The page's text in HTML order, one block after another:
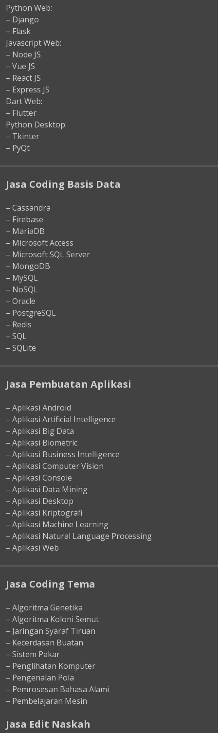
Python Web:
– Django
– Flask
Javascript Web:
– Node JS
– Vue JS
– React JS
– Express JS
Dart Web:
– Flutter
Python Desktop:
– Tkinter
– PyQt
Jasa Coding Basis Data
– Cassandra
– Firebase
– MariaDB
– Microsoft Access
– Microsoft SQL Server
– MongoDB
– MySQL
– NoSQL
– Oracle
– PostgreSQL
– Redis
– SQL
– SQLite
Jasa Pembuatan Aplikasi
– Aplikasi Android
– Aplikasi Artificial Intelligence
– Aplikasi Big Data
– Aplikasi Biometric
– Aplikasi Business Intelligence
– Aplikasi Computer Vision
– Aplikasi Console
– Aplikasi Data Mining
– Aplikasi Desktop
– Aplikasi Kriptografi
– Aplikasi Machine Learning
– Aplikasi Natural Language Processing
– Aplikasi Web
Jasa Coding Tema
– Algoritma Genetika
– Algoritma Koloni Semut
– Jaringan Syaraf Tiruan
– Kecerdasan Buatan
– Sistem Pakar
– Penglihatan Komputer
– Pengenalan Pola
– Pemrosesan Bahasa Alami
– Pembelajaran Mesin
Jasa Edit Naskah